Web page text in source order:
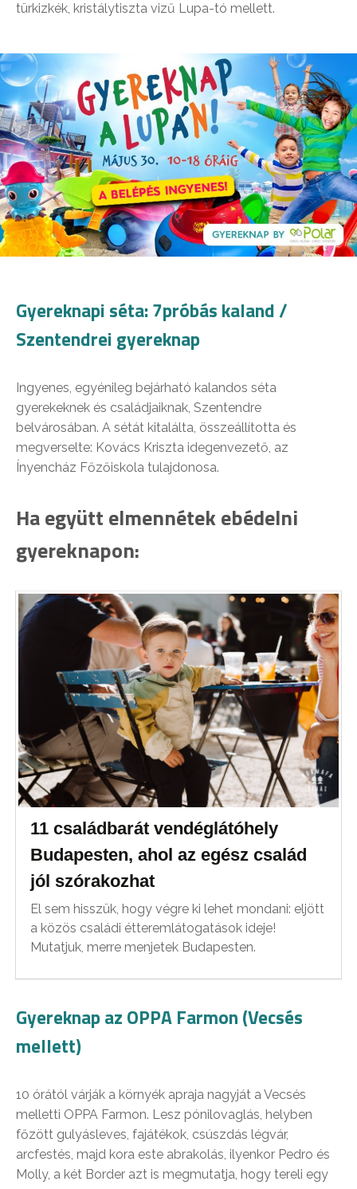
türkizkék, kristálytiszta vizű Lupa-tó mellett.
Gyereknapi séta: 7próbás kaland /
Szentendrei gyereknap
Ingyenes, egyénileg bejárható kalandos séta
gyerekeknek és családjaiknak, Szentendre
belvárosában. A sétát kitalálta, összeállította és
megverselte: Kovács Kriszta idegenvezető, az
Ínyencház Főzőiskola tulajdonosa.
Ha együtt elmennétek ebédelni
gyereknapon:
11 családbarát vendéglátóhely
Budapesten, ahol az egész család
jól szórakozhat
El sem hisszük, hogy végre ki lehet mondani: eljött
a közös családi étteremlátogatások ideje!
Mutatjuk, merre menjetek Budapesten.
Gyereknap az OPPA Farmon (Vecsés
mellett)
10 órától várják a környék apraja nagyját a Vecsés
melletti OPPA Farmon. Lesz pónilovaglás, helyben
főzött gulyásleves, fajátékok, csúszdás légvár,
arcfestés, majd kora este abrakolás, ilyenkor Pedro és
Molly, a két Border azt is megmutatja, hogy tereli egy